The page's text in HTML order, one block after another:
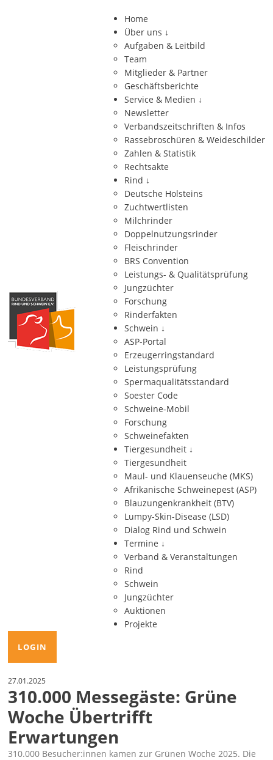
Home
Über uns ↓
Aufgaben & Leitbild
Team
Mitglieder & Partner
Geschäftsberichte
Service & Medien ↓
Newsletter
Verbandszeitschriften & Infos
Rassebroschüren & Weideschilder
Zahlen & Statistik
Rechtsakte
Rind ↓
Deutsche Holsteins
Zuchtwertlisten
Milchrinder
Doppelnutzungsrinder
Fleischrinder
BRS Convention
Leistungs- & Qualitätsprüfung
Jungzüchter
Forschung
Rinderfakten
Schwein ↓
ASP-Portal
Erzeugerringstandard
Leistungsprüfung
Spermaqualitätsstandard
Soester Code
Schweine-Mobil
Forschung
Schweinefakten
Tiergesundheit ↓
Tiergesundheit
Maul- und Klauenseuche (MKS)
Afrikanische Schweinepest (ASP)
Blauzungenkrankheit (BTV)
Lumpy-Skin-Disease (LSD)
Dialog Rind und Schwein
Termine ↓
Verband & Veranstaltungen
Rind
Schwein
Jungzüchter
Auktionen
Projekte
LOGIN
27.01.2025
310.000 Messegäste: Grüne
Woche Übertrifft
Erwartungen
310.000 Besucher:innen kamen zur Grünen Woche 2025. Die